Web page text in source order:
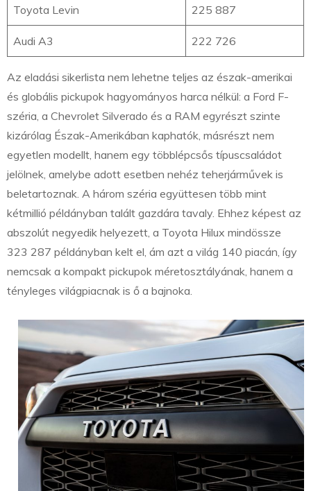
Toyota Levin 225 887
Audi A3 222 726
Az eladási sikerlista nem lehetne teljes az észak-amerikai
és globális pickupok hagyományos harca nélkül: a Ford F-
széria, a Chevrolet Silverado és a RAM egyrészt szinte
kizárólag Észak-Amerikában kaphatók, másrészt nem
egyetlen modellt, hanem egy többlépcsős típuscsaládot
jelölnek, amelybe adott esetben nehéz teherjárművek is
beletartoznak. A három széria együttesen több mint
kétmillió példányban talált gazdára tavaly. Ehhez képest az
abszolút negyedik helyezett, a Toyota Hilux mindössze
323 287 példányban kelt el, ám azt a világ 140 piacán, így
nemcsak a kompakt pickupok méretosztályának, hanem a
tényleges világpiacnak is ő a bajnoka.